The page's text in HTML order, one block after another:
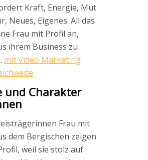
Kraft, Energie, Mut
Neues, Eigenes. All das
Frau mit Profil an,
ihrem Business zu
mit Video Marketing
und Charakter
Frau mit
dem Bergischen zeigen
weil sie stolz auf